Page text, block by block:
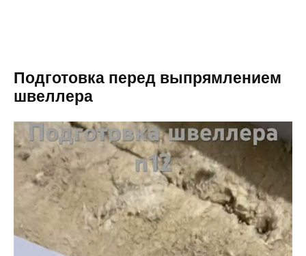
Подготовка перед выпрямлением
швеллера